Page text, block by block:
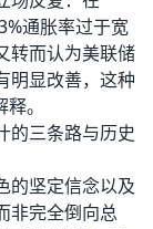
通胀率过于宽
转而认为美联储
明显改善，这种
。
三条路与历史
坚定信念以及
非完全倒向总